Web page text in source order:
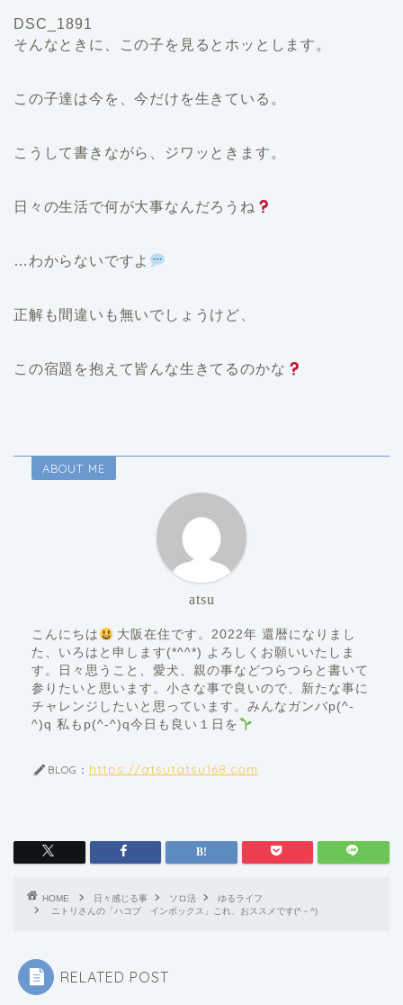
DSC_1891
そんなときに、この子を見るとホッとします。
この子達は今を、今だけを生きている。
こうして書きながら、ジワッときます。
日々の生活で何が大事なんだろうね
…わからないですよ
正解も間違いも無いでしょうけど、
この宿題を抱えて皆んな生きてるのかな
ABOUT ME
atsu
こんにちは
大阪在住です。2022年 還暦になりまし
た、いろはと申します(*^^*) よろしくお願いいたしま
す。日々思うこと、愛犬、親の事などつらつらと書いて
参りたいと思います。小さな事で良いので、新たな事に
チャレンジしたいと思っています。みんなガンバp(^-
^)q 私もp(^-^)q今日も良い１日を
BLOG： https://atsutatsu168.com
HOME 日々感じる事 ソロ活
ゆるライフ
ニトリさんの「ハコブ インボックス」これ、おススメです(^－^)
RELATED POST